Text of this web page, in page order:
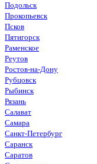
Подольск
Прокопьевск
Псков
Пятигорск
Раменское
Реутов
Ростов-на-Дону
Рубцовск
Рыбинск
Рязань
Салават
Самара
Санкт-Петербург
Саранск
Саратов